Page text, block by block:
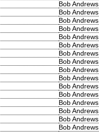
Bob Andrews
Bob Andrews
Bob Andrews
Bob Andrews
Bob Andrews
Bob Andrews
Bob Andrews
Bob Andrews
Bob Andrews
Bob Andrews
Bob Andrews
Bob Andrews
Bob Andrews
Bob Andrews
Bob Andrews
Bob Andrews